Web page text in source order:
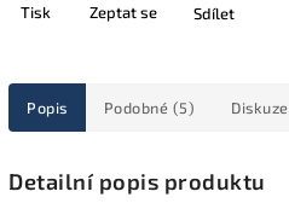
Tisk Zeptat se Sdílet
Popis Podobné (5) Diskuze
Detailní popis produktu